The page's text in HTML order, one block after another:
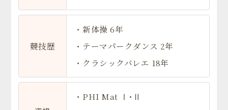
競技歴
・新体操 6年
・テーマパークダンス 2年
・クラシックバレエ 18年
・PHI Mat Ⅰ･Ⅱ